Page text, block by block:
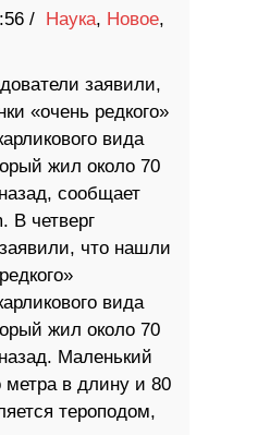
/ Наука, Новое,
заявили,
«очень редкого»
вида
жил около 70
сообщает
В четверг
что нашли
вида
жил около 70
Маленький
метра в длину и 80
тероподом,